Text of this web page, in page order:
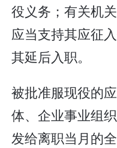
役义务；有关机
应当支持其应征
其延后入职。
被批准服现役的
体、企业事业组
发给离职当月的